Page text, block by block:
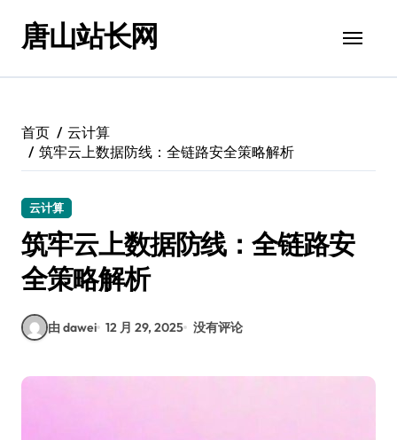
唐山站长网
首页
云计算
筑牢云上数据防线：全链路安全策略解析
云计算
筑牢云上数据防线：全链路安
全策略解析
由 dawei 12 月 29, 2025 没有评论